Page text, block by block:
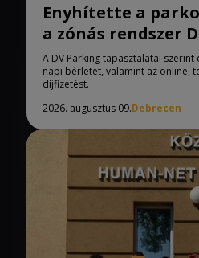
Enyhítette a
a zónás rendszer
A DV Parking tapasztalatai
napi bérletet, valamint az online,
díjfizetést.
2026. augusztus 09.Debrecen